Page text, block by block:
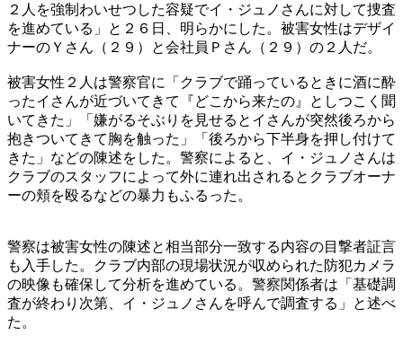
２人を強制わいせつした容疑でイ・ジュノさんに対して捜査
を進めている」と２６日、明らかにした。被害女性はデザイ
ナーのＹさん（２９）と会社員Ｐさん（２９）の２人だ。
被害女性２人は警察官に「クラブで踊っているときに酒に酔
ったイさんが近づいてきて『どこから来たの』としつこく聞
いてきた」「嫌がるそぶりを見せるとイさんが突然後ろから
抱きついてきて胸を触った」「後ろから下半身を押し付けて
きた」などの陳述をした。警察によると、イ・ジュノさんは
クラブのスタッフによって外に連れ出されるとクラブオーナ
ーの頬を殴るなどの暴力もふるった。
警察は被害女性の陳述と相当部分一致する内容の目撃者証言
も入手した。クラブ内部の現場状況が収められた防犯カメラ
の映像も確保して分析を進めている。警察関係者は「基礎調
査が終わり次第、イ・ジュノさんを呼んで調査する」と述べ
た。